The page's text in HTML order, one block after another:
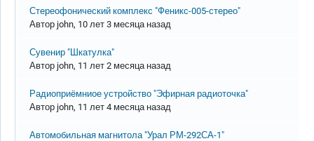
Обычная тема
Стереофонический комплекс "Феникс-005-стерео"
Автор john, 10 лет 3 месяца назад
Обычная тема
Сувенир "Шкатулка"
Автор john, 11 лет 2 месяца назад
Обычная тема
Радиоприёмниое устройство "Эфирная радиоточка"
Автор john, 11 лет 4 месяца назад
Обычная тема
Автомобильная магнитола "Урал РМ-292СА-1"